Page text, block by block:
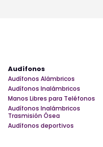
Audífonos
Audífonos Alámbricos
Audífonos Inalámbricos
Manos Libres para Teléfonos
Audífonos Inalámbricos
Trasmisión Ósea
Audífonos deportivos